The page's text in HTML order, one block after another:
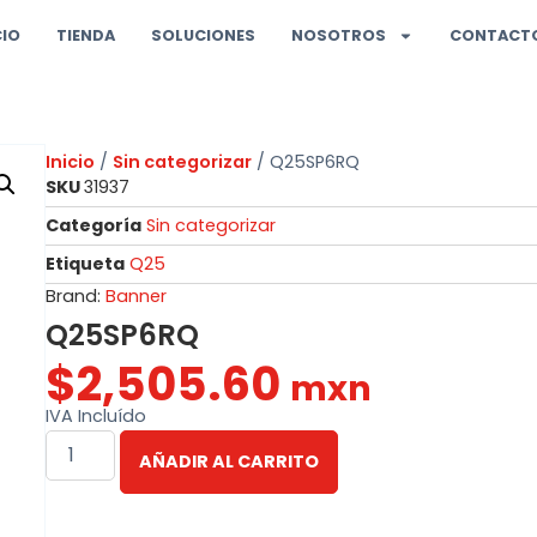
TIENDA SOLUCIONES NOSOTROS
Inicio / Sin categorizar / Q25SP6RQ
SKU31937
Categoría Sin categorizar
Etiqueta Q25
Brand: Banner
Q25SP6RQ
$2,505.60 mxn
IVA Incluído
AÑADIR AL CARRITO